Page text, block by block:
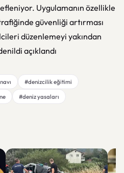
Uygulamanın özellikle
güvenliği artırması
düzenlemeyi yakından
açıklandı
#denizcilik eğitimi
#deniz yasaları